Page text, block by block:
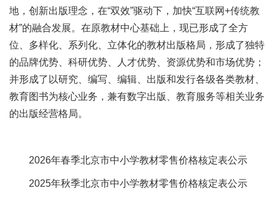
地，创新出版理念，在“双效”驱动下，加快“互联网+传统教
材”的融合发展。在原教材中心基础上，现已形成了全方
位、多样化、系列化、立体化的教材出版格局，形成了独特
的品牌优势、科研优势、人才优势、资源优势和市场优势；
并形成了以研究、编写、编辑、出版和发行各级各类教材、
教育图书为核心业务，兼有数字出版、教育服务等相关业务
的出版经营格局。
2026年春季北京市中小学教材零售价格核定表公示
2025年秋季北京市中小学教材零售价格核定表公示